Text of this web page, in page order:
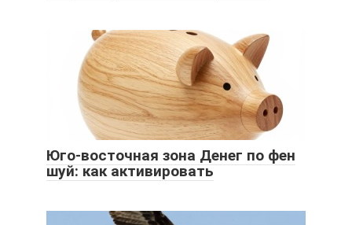
Юго-восточная зона Денег по фен
шуй: как активировать